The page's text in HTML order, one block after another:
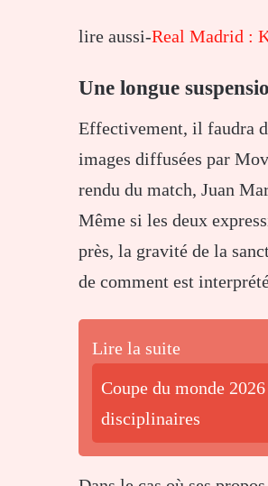
lire aussi-Real Madrid :
Une longue
Effectivement, il faudra
images diffusées par
rendu du match, Juan
Même si les deux
près, la gravité de la
de comment est
Lire la suite
Coupe du monde
disciplinaires